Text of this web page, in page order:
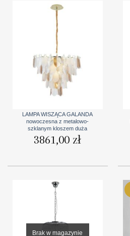
LAMPA WISZĄCA GALANDA
nowoczesna z metalowo-
szklanym kloszem duża
3861,00 zł
Brak w magazynie